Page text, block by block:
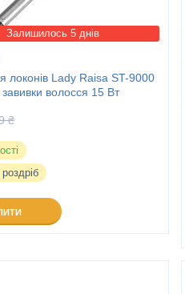
Залишилось 5 днів
локонів Lady Raisa ST-9000
волосся 15 Вт
₴